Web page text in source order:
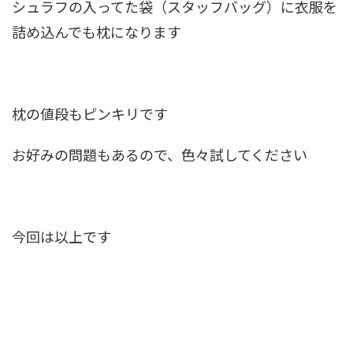
シュラフの入ってた袋（スタッフバッグ）に衣服を
詰め込んでも枕になります
枕の値段もピンキリです
お好みの問題もあるので、色々試してください
今回は以上です